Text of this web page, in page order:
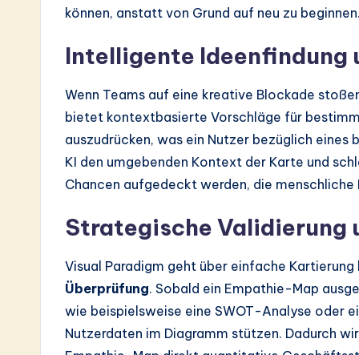
können, anstatt von Grund auf neu zu beginnen.
Intelligente Ideenfindung
Wenn Teams auf eine kreative Blockade
bietet kontextbasierte Vorschläge für
auszudrücken, was ein Nutzer bezüglich eines
KI den umgebenden Kontext der Karte und
Chancen aufgedeckt werden, die
Strategische
Visual Paradigm geht über einfache
Überprüfung. Sobald ein Empathie-Map
wie beispielsweise eine SWOT-Analyse oder
Nutzerdaten im Diagramm stützen. Dadurch